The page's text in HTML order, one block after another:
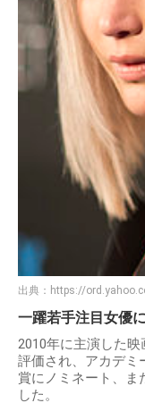
出典： https://
一躍若手注目女優に
2010年に主演した
評価され、アカデミ
賞にノミネート、ま
した。